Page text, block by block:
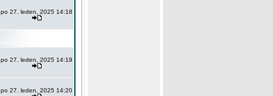
po 27. leden, 2025 14:18
po 27. leden, 2025 14:19
po 27. leden, 2025 14:20